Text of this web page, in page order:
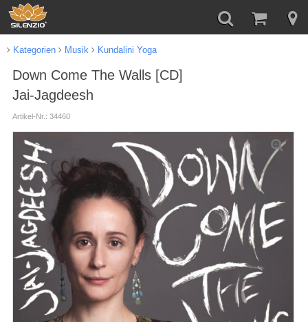
Kategorien Musik Kundalini Yoga
Down Come The Walls [CD]
Jai-Jagdeesh
Artikel-Nr.: 34460